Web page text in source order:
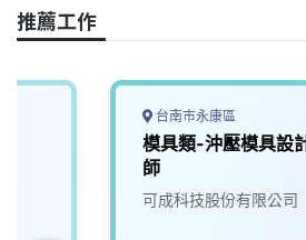
o
k
n
k
推薦工作
台南市永康區
模具類-沖壓模具設
師
可成科技股份有限公司